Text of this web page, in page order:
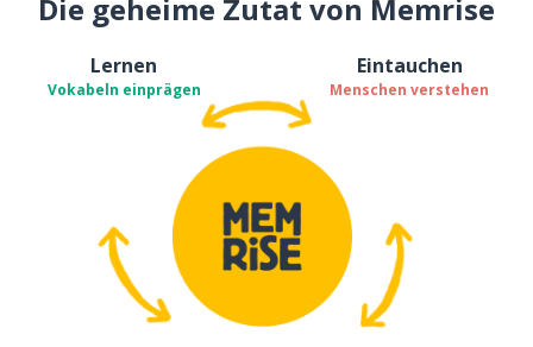
Die geheime Zutat von Memrise
Lernen
Vokabeln einprägen
Eintauchen
Menschen verstehen